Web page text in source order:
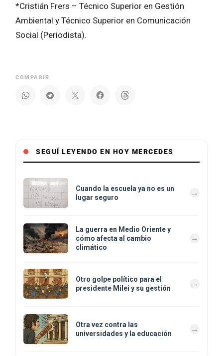
*Cristián Frers – Técnico Superior en Gestión
Ambiental y Técnico Superior en Comunicación
Social (Periodista).
COMPARIR
SEGUÍ LEYENDO EN HOY MERCEDES
Cuando la escuela ya no es un
lugar seguro
La guerra en Medio Oriente y
cómo afecta al cambio
climático
Otro golpe político para el
presidente Milei y su gestión
Otra vez contra las
universidades y la educación